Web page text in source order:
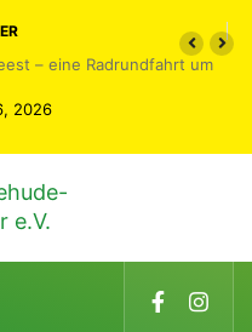
– eine Radrundfahrt um
2026